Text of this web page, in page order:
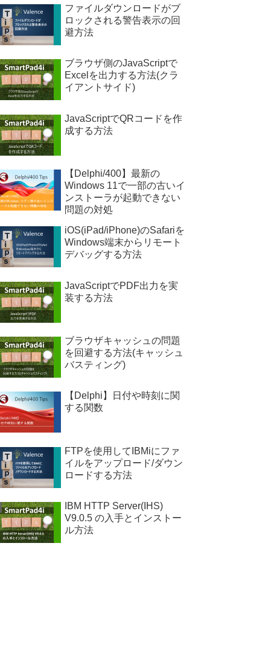
ファイルダウンロードがブ
ロックされる警告表示の回
避方法
ブラウザ側のJavaScriptで
Excelを出力する方法(クラ
イアントサイド)
JavaScriptでQRコードを作
成する方法
【Delphi/400】最新の
Windows 11で一部の古いイ
ンストーラが起動できない
問題の対処
iOS(iPad/iPhone)のSafariを
Windows端末からリモート
デバッグする方法
JavaScriptでPDF出力を実
装する方法
ブラウザキャッシュの問題
を回避する方法(キャッシュ
バスティング)
【Delphi】日付や時刻に関
する関数
FTPを使用してIBMiにファ
イルをアップロード/ダウン
ロードする方法
IBM HTTP Server(IHS)
V9.0.5 の入手とインストー
ル方法